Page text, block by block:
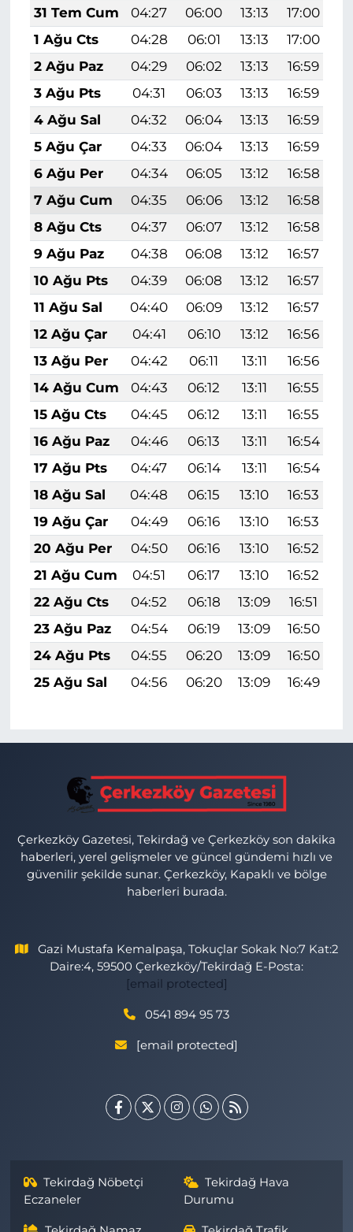
31 Tem Cum
04:27 06:00 13:13 17:00
1 Ağu Cts
04:28 06:01 13:13 17:00
2 Ağu Paz
04:29 06:02 13:13 16:59
3 Ağu Pts
04:31 06:03 13:13 16:59
4 Ağu Sal
04:32 06:04 13:13 16:59
5 Ağu Çar
04:33 06:04 13:13 16:59
6 Ağu Per
04:34 06:05 13:12 16:58
7 Ağu Cum
04:35 06:06 13:12 16:58
8 Ağu Cts
04:37 06:07 13:12 16:58
9 Ağu Paz
04:38 06:08 13:12 16:57
10 Ağu Pts
04:39 06:08 13:12 16:57
11 Ağu Sal
04:40 06:09 13:12 16:57
12 Ağu Çar
04:41 06:10 13:12 16:56
13 Ağu Per
04:42 06:11 13:11 16:56
14 Ağu Cum
04:43 06:12 13:11 16:55
15 Ağu Cts
04:45 06:12 13:11 16:55
16 Ağu Paz
04:46 06:13 13:11 16:54
17 Ağu Pts
04:47 06:14 13:11 16:54
18 Ağu Sal
04:48 06:15 13:10 16:53
19 Ağu Çar
04:49 06:16 13:10 16:53
20 Ağu Per
04:50 06:16 13:10 16:52
21 Ağu Cum
04:51 06:17 13:10 16:52
22 Ağu Cts
04:52 06:18 13:09 16:51
23 Ağu Paz
04:54 06:19 13:09 16:50
24 Ağu Pts
04:55 06:20 13:09 16:50
25 Ağu Sal
04:56 06:20 13:09 16:49
Çerkezköy Gazetesi, Tekirdağ ve Çerkezköy son dakika
haberleri, yerel gelişmeler ve güncel gündemi hızlı ve
güvenilir şekilde sunar. Çerkezköy, Kapaklı ve bölge
haberleri burada.
Gazi Mustafa Kemalpaşa, Tokuçlar Sokak No:7 Kat:2
Daire:4, 59500 Çerkezköy/Tekirdağ E-Posta:
[email protected]
0541 894 95 73
[email protected]
Tekirdağ Nöbetçi
Eczaneler
Tekirdağ Hava
Durumu